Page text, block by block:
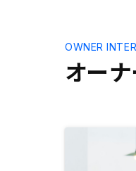
オー
OWNER